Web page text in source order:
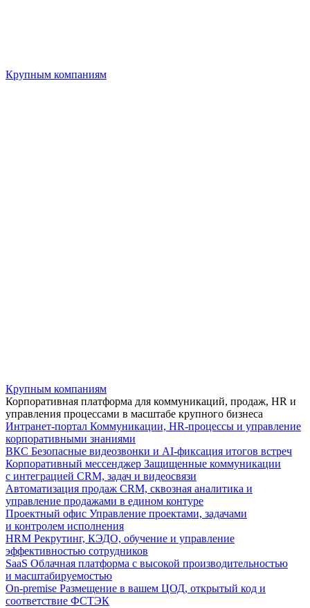
Крупным компаниям
Крупным компаниям
Корпоративная платформа для коммуникаций, продаж, HR и
управления процессами в масштабе крупного бизнеса
Интранет-портал Коммуникации, HR-процессы и управление
корпоративными знаниями
ВКС Безопасные видеозвонки и AI-фиксация итогов встреч
Корпоративный мессенджер Защищенные коммуникации
с интеграцией CRM, задач и видеосвязи
Автоматизация продаж CRM, сквозная аналитика и
управление продажами в едином контуре
Проектный офис Управление проектами, задачами
и контролем исполнения
HRM Рекрутинг, КЭДО, обучение и управление
эффективностью сотрудников
SaaS Облачная платформа с высокой производительностью
и масштабируемостью
On-premise Размещение в вашем ЦОД, открытый код и
соответствие ФСТЭК